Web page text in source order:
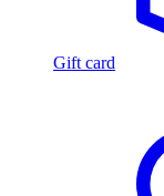
Gift card